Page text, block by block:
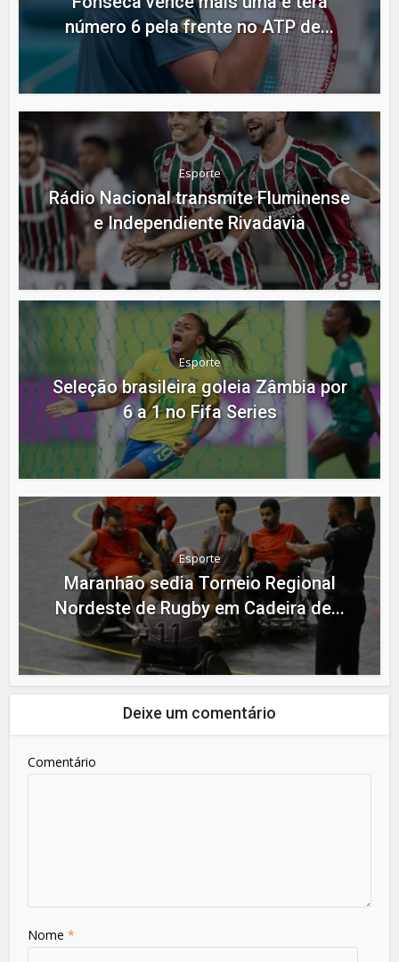
número 6 pela frente no ATP de...
Esporte
Rádio Nacional transmite Fluminense
e Independiente Rivadavia
Esporte
Seleção brasileira goleia Zâmbia por
6 a 1 no Fifa Series
Esporte
Maranhão sedia Torneio Regional
Nordeste de Rugby em Cadeira de...
Deixe um comentário
Comentário
Nome*